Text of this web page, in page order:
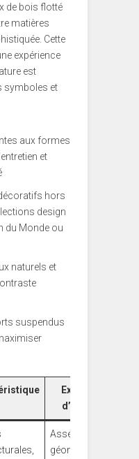
de bois flotté
matières
Cette
expérience
est
symboles et
aux formes
et
hors
design
du Monde ou
naturels et
suspendus
Exemple
d’usage
Assemblages
géométriques